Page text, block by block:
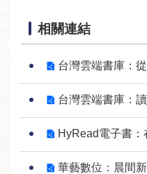
相關連結
台灣雲端書庫：
台灣雲端書庫：
HyRead電子書
華藝數位：晨間